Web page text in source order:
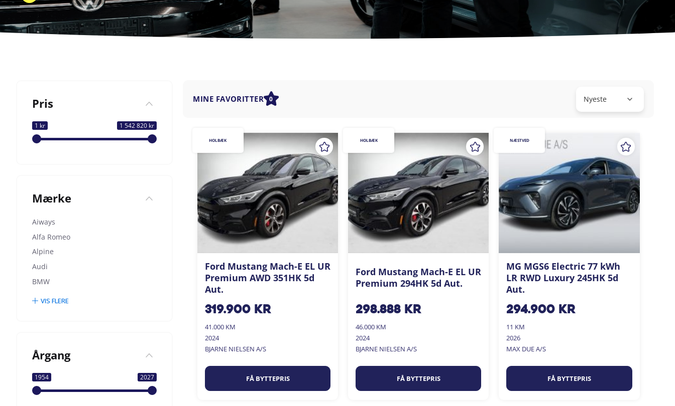
Pris
1 kr 1 542 820 kr
Mærke
Aiways
Alfa Romeo
Alpine
Audi
BMW
VIS FLERE
Årgang
1954 2027
MINE FAVORITTER 0
Ford Mustang Mach-E EL UR
Premium AWD 351HK 5d
Aut.
319.900kr
41.000 KM
2024
BJARNE NIELSEN A/S
FÅ BYTTEPRIS
HOLBÆK
Ford Mustang Mach-E EL UR
Premium 294HK 5d Aut.
298.888 kr
46.000 KM
2024
BJARNE NIELSEN A/S
FÅ BYTTEPRIS
HOLBÆK
MG MGS6 Electric 77 kWh
LR RWD Luxury 245HK 5d
Aut.
294.900 kr
11 KM
2026
MAX DUE A/S
FÅ BYTTEPRIS
NÆSTVED